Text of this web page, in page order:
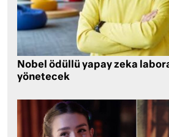
Nobel ödüllü yapay zeka
yönetecek